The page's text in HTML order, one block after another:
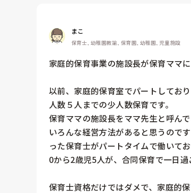
まこ
保育士, 幼稚園教諭, 保育園, 幼稚園, 児童施設
家庭的保育事業の施設長が保育ママに
以前、家庭的保育室でパートしており
人数５人までの少人数保育です。
保育ママの施設長をママ先生と呼んで
いろんな経営方法があると思うので
った保育士がパートタイムで働いてお
0から2歳児5人が、合同保育で一日過
保育士資格だけではダメで、家庭的